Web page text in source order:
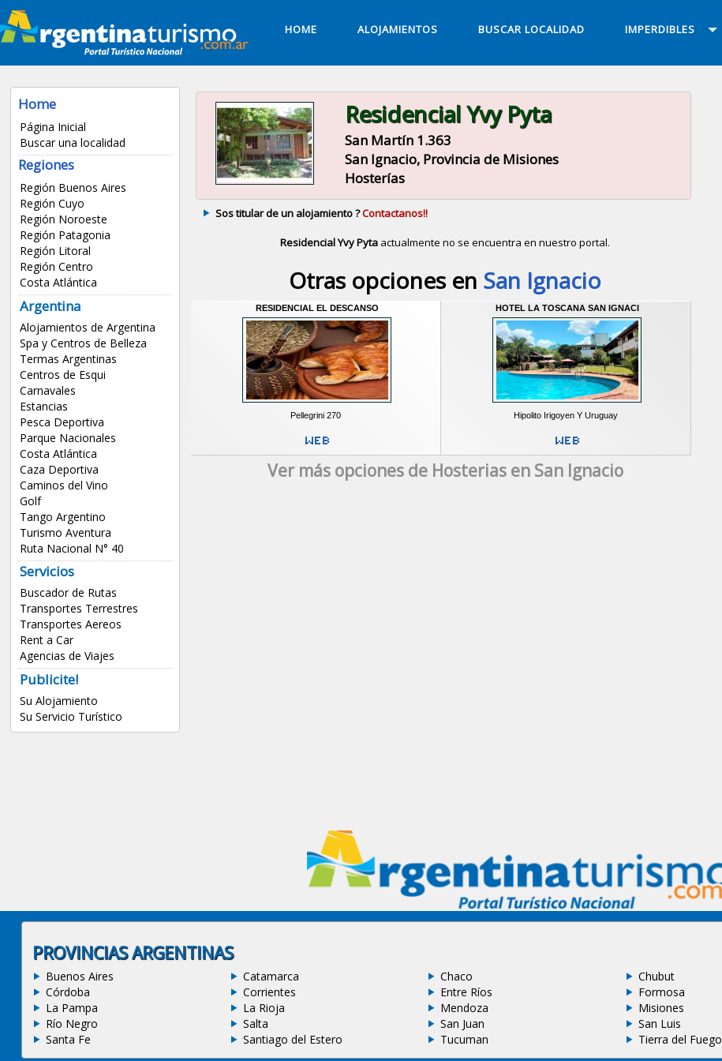
HOME ALOJAMIENTOS BUSCAR LOCALIDAD IMPERDIBLES
Home
Página Inicial
Buscar una localidad
Regiones
Región Buenos Aires
Región Cuyo
Región Noroeste
Región Patagonia
Región Litoral
Región Centro
Costa Atlántica
Argentina
Alojamientos de Argentina
Spa y Centros de Belleza
Termas Argentinas
Centros de Esqui
Carnavales
Estancias
Pesca Deportiva
Parque Nacionales
Costa Atlántica
Caza Deportiva
Caminos del Vino
Golf
Tango Argentino
Turismo Aventura
Ruta Nacional N° 40
Servicios
Buscador de Rutas
Transportes Terrestres
Transportes Aereos
Rent a Car
Agencias de Viajes
Publicite!
Su Alojamiento
Su Servicio Turístico
Residencial Yvy Pyta
San Martín 1.363
San Ignacio, Provincia de Misiones
Hosterías
Sos titular de un alojamiento ?Contactanos!!
Residencial Yvy Pyta actualmente no se encuentra en nuestro portal.
Otras opciones en San Ignacio
RESIDENCIAL EL DESCANSO
Pellegrini 270
HOTEL LA TOSCANA SAN IGNACI
Hipolito Irigoyen Y Uruguay
Ver más opciones de Hosterias en San Ignacio
PROVINCIAS ARGENTINAS
Buenos Aires Catamarca Chaco Chubut
Córdoba
Corrientes Entre Ríos Formosa
La Pampa
La Rioja Mendoza Misiones
Río Negro
Salta San Juan San Luis
Santa Fe
Santiago del Estero Tucuman Tierra del Fuego